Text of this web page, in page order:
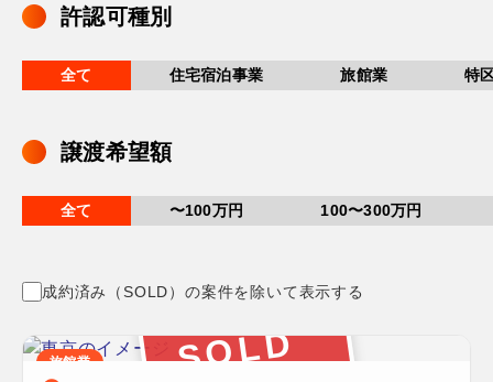
許認可種別
全て 住宅宿泊事業 旅館業 特
譲渡希望額
全て 〜100万円 100〜300万円
成約済み（SOLD）の案件を除いて表示する
SOLD
旅館業